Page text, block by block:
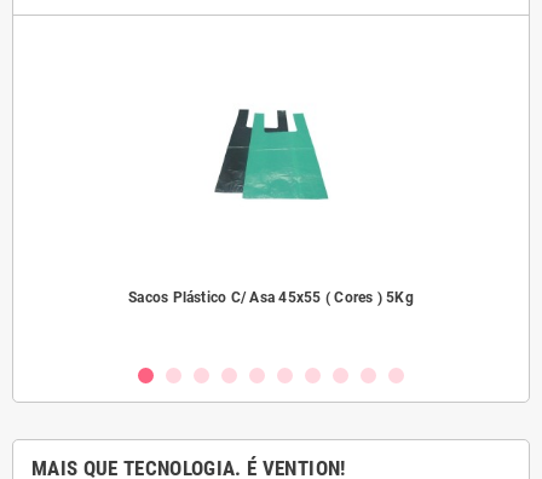
Sacos Plástico C/ Asa 45x55 ( Cores ) 5Kg
MAIS QUE TECNOLOGIA. É VENTION!